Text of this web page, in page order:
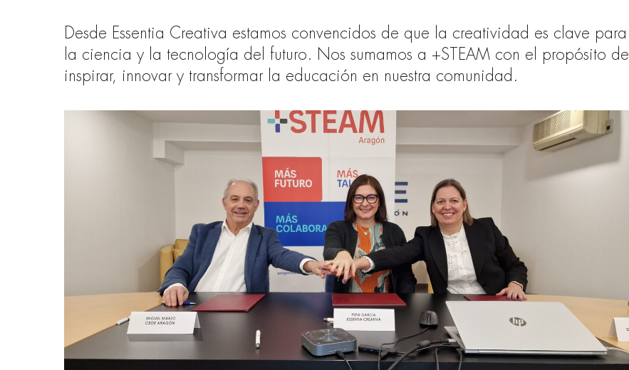
Desde Essentia Creativa estamos convencidos de que la creatividad es clave para
la ciencia y la tecnología del futuro. Nos sumamos a +STEAM con el propósito de
inspirar, innovar y transformar la educación en nuestra comunidad.